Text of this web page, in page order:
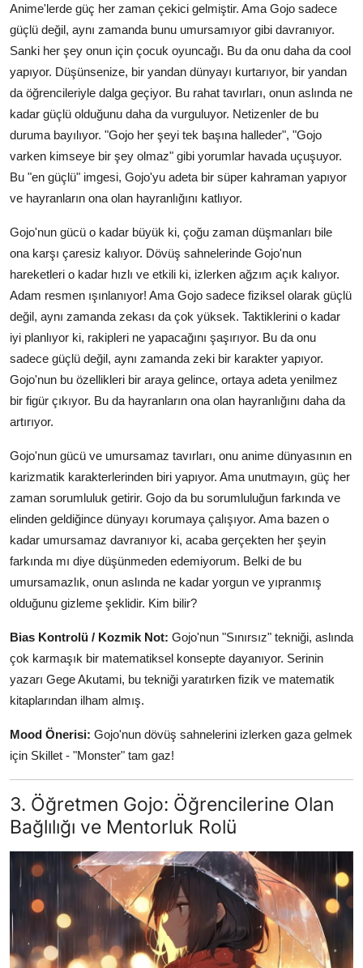
Anime'lerde güç her zaman çekici gelmiştir. Ama Gojo sadece
güçlü değil, aynı zamanda bunu umursamıyor gibi davranıyor.
Sanki her şey onun için çocuk oyuncağı. Bu da onu daha da cool
yapıyor. Düşünsenize, bir yandan dünyayı kurtarıyor, bir yandan
da öğrencileriyle dalga geçiyor. Bu rahat tavırları, onun aslında ne
kadar güçlü olduğunu daha da vurguluyor. Netizenler de bu
duruma bayılıyor. "Gojo her şeyi tek başına halleder", "Gojo
varken kimseye bir şey olmaz" gibi yorumlar havada uçuşuyor.
Bu "en güçlü" imgesi, Gojo'yu adeta bir süper kahraman yapıyor
ve hayranların ona olan hayranlığını katlıyor.
Gojo'nun gücü o kadar büyük ki, çoğu zaman düşmanları bile
ona karşı çaresiz kalıyor. Dövüş sahnelerinde Gojo'nun
hareketleri o kadar hızlı ve etkili ki, izlerken ağzım açık kalıyor.
Adam resmen ışınlanıyor! Ama Gojo sadece fiziksel olarak güçlü
değil, aynı zamanda zekası da çok yüksek. Taktiklerini o kadar
iyi planlıyor ki, rakipleri ne yapacağını şaşırıyor. Bu da onu
sadece güçlü değil, aynı zamanda zeki bir karakter yapıyor.
Gojo'nun bu özellikleri bir araya gelince, ortaya adeta yenilmez
bir figür çıkıyor. Bu da hayranların ona olan hayranlığını daha da
artırıyor.
Gojo'nun gücü ve umursamaz tavırları, onu anime dünyasının en
karizmatik karakterlerinden biri yapıyor. Ama unutmayın, güç her
zaman sorumluluk getirir. Gojo da bu sorumluluğun farkında ve
elinden geldiğince dünyayı korumaya çalışıyor. Ama bazen o
kadar umursamaz davranıyor ki, acaba gerçekten her şeyin
farkında mı diye düşünmeden edemiyorum. Belki de bu
umursamazlık, onun aslında ne kadar yorgun ve yıpranmış
olduğunu gizleme şeklidir. Kim bilir?
Bias Kontrolü / Kozmik Not: Gojo'nun "Sınırsız" tekniği, aslında
çok karmaşık bir matematiksel konsepte dayanıyor. Serinin
yazarı Gege Akutami, bu tekniği yaratırken fizik ve matematik
kitaplarından ilham almış.
Mood Önerisi: Gojo'nun dövüş sahnelerini izlerken gaza gelmek
için Skillet - "Monster" tam gaz!
3. Öğretmen Gojo: Öğrencilerine Olan
Bağlılığı ve Mentorluk Rolü